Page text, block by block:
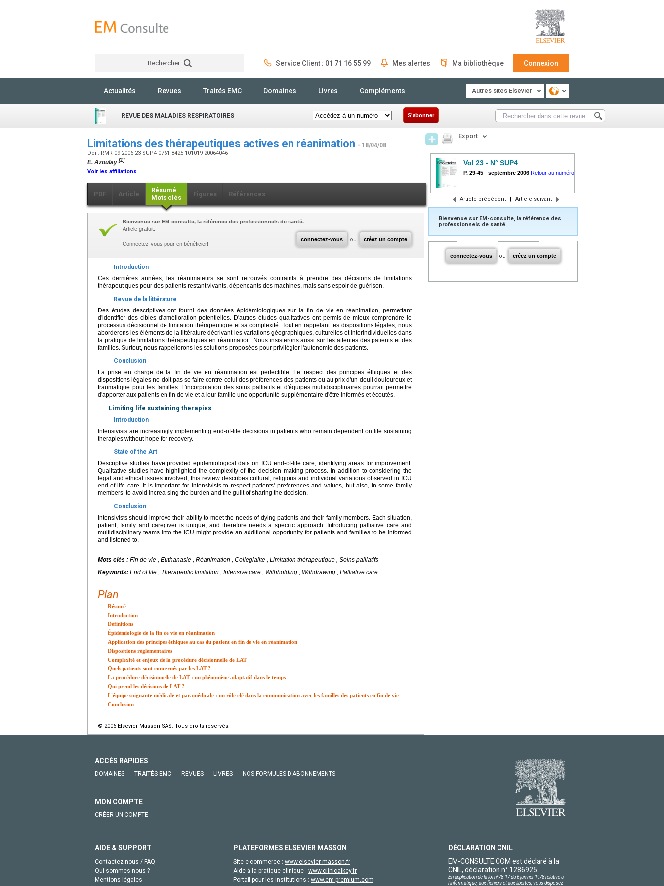
Rechercher Service Client : 01 71 16 55 99 Mes alertes Ma bibliothèque Connexion
Actualités Revues Traités EMC Domaines Livres Compléments Autres sites Elsevier
REVUE DES MALADIES RESPIRATOIRES S'abonner
Limitations des thérapeutiques actives en réanimation - 18/04/08
Doi : RMR-09-2006-23-SUP4-0761-8425-101019-20064046
E. Azoulay [1]
Voir les affiliations
PDF Article
Résumé
Mots clés
Figures Références
connectez-vous ou créez un compte
Bienvenue sur EM-consulte, la référence des professionnels de santé.
Article gratuit.
Connectez-vous pour en bénéficier!
Introduction
Ces dernières années, les réanimateurs se sont retrouvés contraints à prendre des décisions de limitations
thérapeutiques pour des patients restant vivants, dépendants des machines, mais sans espoir de guérison.
Revue de la littérature
Des études descriptives ont fourni des données épidémiologiques sur la fin de vie en réanimation, permettant
d'identifier des cibles d'amélioration potentielles. D'autres études qualitatives ont permis de mieux comprendre le
processus décisionnel de limitation thérapeutique et sa complexité. Tout en rappelant les dispositions légales, nous
aborderons les éléments de la littérature décrivant les variations géographiques, culturelles et interindividuelles dans
la pratique de limitations thérapeutiques en réanimation. Nous insisterons aussi sur les attentes des patients et des
familles. Surtout, nous rappellerons les solutions proposées pour privilégier l'autonomie des patients.
Conclusion
La prise en charge de la fin de vie en réanimation est perfectible. Le respect des principes éthiques et des
dispositions légales ne doit pas se faire contre celui des préférences des patients ou au prix d'un deuil douloureux et
traumatique pour les familles. L'incorporation des soins palliatifs et d'équipes multidisciplinaires pourrait permettre
d'apporter aux patients en fin de vie et à leur famille une opportunité supplémentaire d'être informés et écoutés.
Limiting life sustaining therapies
Introduction
Intensivists are increasingly implementing end-of-life decisions in patients who remain dependent on life sustaining
therapies without hope for recovery.
State of the Art
Descriptive studies have provided epidemiological data on ICU end-of-life care, identifying areas for improvement.
Qualitative studies have highlighted the complexity of the decision making process. In addition to considering the
legal and ethical issues involved, this review describes cultural, religious and individual variations observed in ICU
end-of-life care. It is important for intensivists to respect patients' preferences and values, but also, in some family
members, to avoid increa-sing the burden and the guilt of sharing the decision.
Conclusion
Intensivists should improve their ability to meet the needs of dying patients and their family members. Each situation,
patient, family and caregiver is unique, and therefore needs a specific approach. Introducing palliative care and
multidisciplinary teams into the ICU might provide an additional opportunity for patients and families to be informed
and listened to.
Mots clés : Fin de vie , Euthanasie , Réanimation , Collegialite , Limitation thérapeutique , Soins palliatifs
Keywords: End of life , Therapeutic limitation , Intensive care , Withholding , Withdrawing , Palliative care
Plan
Résumé
Introduction
Définitions
Épidémiologie de la fin de vie en réanimation
Application des principes éthiques au cas du patient en fin de vie en réanimation
Dispositions réglementaires
Complexité et enjeux de la procédure décisionnelle de LAT
Quels patients sont concernés par les LAT ?
La procédure décisionnelle de LAT : un phénomène adaptatif dans le temps
Qui prend les décisions de LAT ?
L'équipe soignante médicale et paramédicale : un rôle clé dans la communication avec les familles des patients en fin de vie
Conclusion
© 2006 Elsevier Masson SAS. Tous droits réservés.
Export
Vol 23 - N° SUP4
P. 29-45 - septembre 2006 Retour au numéro
Article précédent | Article suivant
Bienvenue sur EM-consulte, la référence des
professionnels de santé.
connectez-vous ou créez un compte
ACCÈS RAPIDES
DOMAINES TRAITÉS EMC REVUES LIVRES NOS FORMULES D'ABONNEMENTS
MON COMPTE
CRÉER UN COMPTE
AIDE & SUPPORT
Contactez-nous / FAQ
Qui sommes-nous ?
Mentions légales
PLATEFORMES ELSEVIER MASSON
Site e-commerce : www.elsevier-masson.fr
Aide à la pratique clinique : www.clinicalkey.fr
Portail pour les institutions : www.em-premium.com
DÉCLARATION CNIL
EM-CONSULTE.COM est déclaré à la
CNIL, déclaration n° 1286925.
En application de la loi nº78-17 du 6 janvier 1978 relative à
l'informatique, aux fichiers et aux libertés, vous disposez